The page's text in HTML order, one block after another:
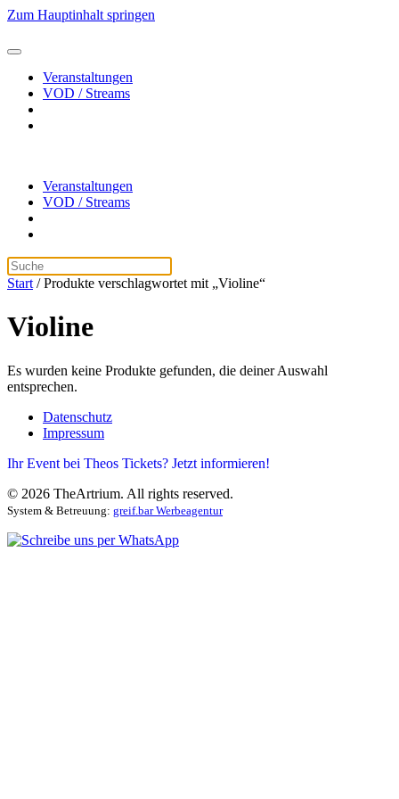
Zum Hauptinhalt springen
Veranstaltungen
VOD / Streams
Veranstaltungen
VOD / Streams
Start / Produkte verschlagwortet mit „Violine“
Violine
Es wurden keine Produkte gefunden, die deiner Auswahl
entsprechen.
Datenschutz
Impressum
Ihr Event bei Theos Tickets? Jetzt informieren!
© 2026 TheArtrium. All rights reserved.
System & Betreuung: greif.bar Werbeagentur